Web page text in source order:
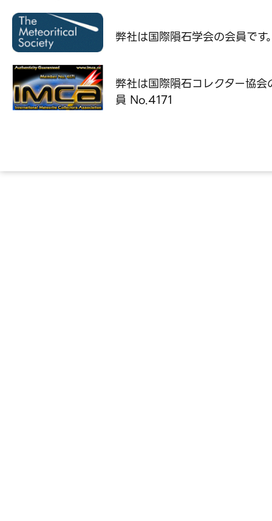
弊社は国際隕石学会の会員です
弊社は国際隕石コレクター協会
員 No.4171